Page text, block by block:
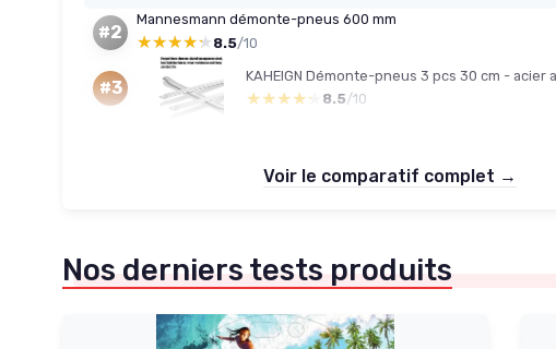
#2
Mannesmann démonte-pneus 600 mm
★★★★★
★★★★★ 8.5/10
#3 ★★★★★
★★★★★ 8.5/10
Voir le comparatif complet →
Nos derniers tests produits